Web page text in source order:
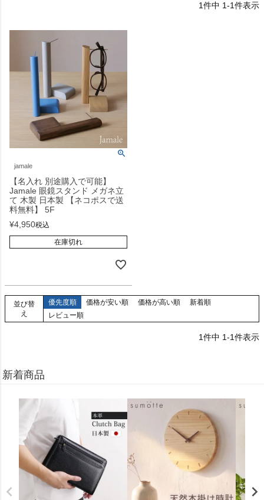
1件中 1-1件表示
jamale
【名入れ 別途購入で可能】
Jamale 眼鏡スタンド メガネ立
て 木製 日本製 【ネコポスで送
料無料】 5F
¥4,950税込
在庫切れ
並び替
え
優先度順 価格が安い順 価格が高い順
新着順
レビュー順
1件中 1-1件表示
新着商品